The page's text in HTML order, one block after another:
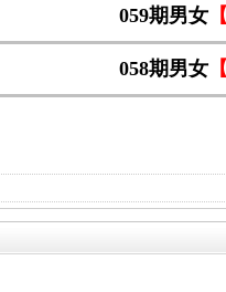
059期男女
058期男女